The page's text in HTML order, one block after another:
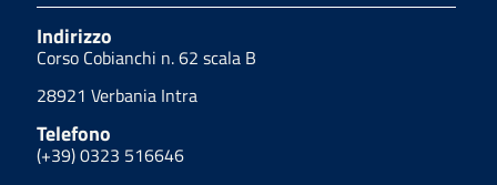
Indirizzo
Corso Cobianchi n. 62 scala B
28921 Verbania Intra
Telefono
(+39) 0323 516646